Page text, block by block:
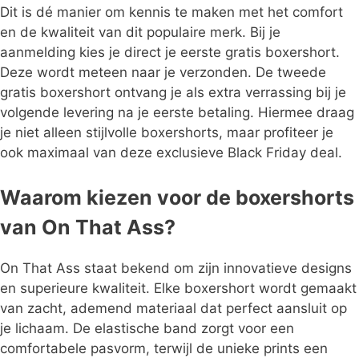
Dit is dé manier om kennis te maken met het comfort
en de kwaliteit van dit populaire merk. Bij je
aanmelding kies je direct je eerste gratis boxershort.
Deze wordt meteen naar je verzonden. De tweede
gratis boxershort ontvang je als extra verrassing bij je
volgende levering na je eerste betaling. Hiermee draag
je niet alleen stijlvolle boxershorts, maar profiteer je
ook maximaal van deze exclusieve Black Friday deal.
Waarom kiezen voor de boxershorts
van On That Ass?
On That Ass staat bekend om zijn innovatieve designs
en superieure kwaliteit. Elke boxershort wordt gemaakt
van zacht, ademend materiaal dat perfect aansluit op
je lichaam. De elastische band zorgt voor een
comfortabele pasvorm, terwijl de unieke prints een